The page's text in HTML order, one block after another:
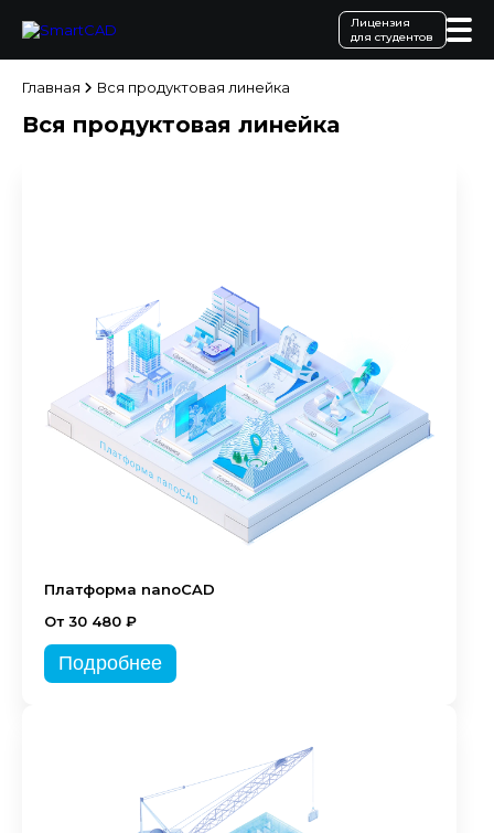
Лицензия
для студентов
Главная Вся продуктовая линейка
Вся продуктовая линейка
Платформа nanoCAD
От 30 480 ₽
Подробнее